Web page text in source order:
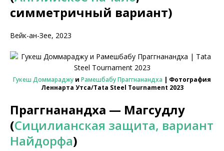
симметричный вариант)
Вейк-ан-Зее, 2023
Гукеш Доммараджу и Рамешбабу Праггнанандха | Фотография
Леннарта Утса/Tata Steel Tournament 2023
Праггнанандха — Магсудлу
(Сицилианская защита, вариант
Найдорфа)